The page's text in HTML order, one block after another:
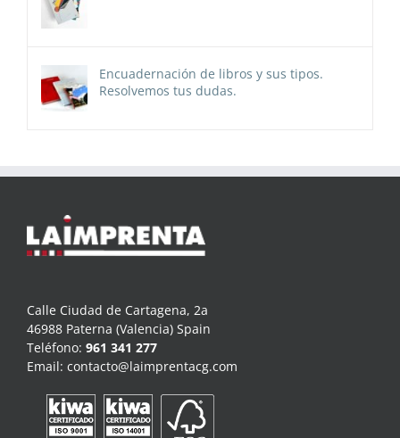
Encuadernación de libros y sus tipos.
Resolvemos tus dudas.
Calle Ciudad de Cartagena, 2a
46988 Paterna (Valencia) Spain
Teléfono: 961 341 277
Email: contacto@laimprentacg.com